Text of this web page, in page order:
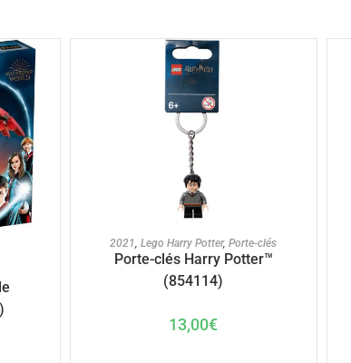
AJOUTER AU PANIER
2021,Lego Harry Potter,Porte-clés
Porte-clés Harry Potter™
(854114)
13,00€